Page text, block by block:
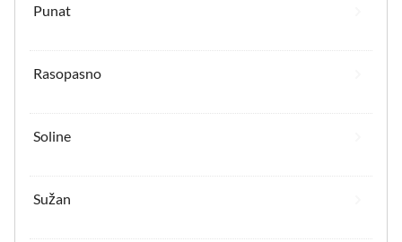
Punat
Rasopasno
Soline
Sužan